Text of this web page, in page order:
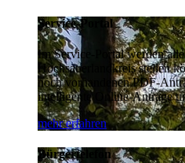
Service-Portal
Im Service-Portal werden
Hochsauerlandkreis stellen
noch vorhandenen PDF-
intelligente Online-Anträge
mehr erfahren
Bürgertelefon